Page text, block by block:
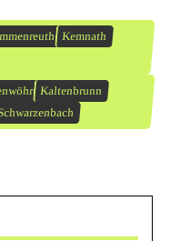
Kemnath
Kaltenbrunn